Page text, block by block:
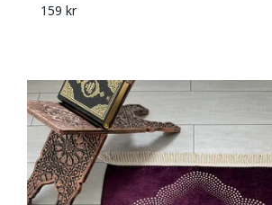
159 kr